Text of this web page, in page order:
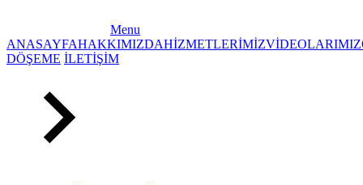
Menu
ANASAYFAHAKKIMIZDAHİZMETLERİMİZVİDEOLARIMIZ
DÖŞEME İLETİŞİM